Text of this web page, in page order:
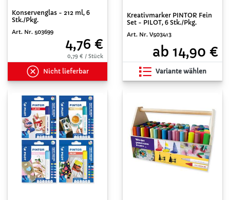
Konservenglas - 212 ml, 6
Stk./Pkg.
Art. Nr. 503699
4,76 €
0,79 € / Stück
Nicht lieferbar
Kreativmarker PINTOR Fein
Set - PILOT, 6 Stk./Pkg.
Art. Nr. V503413
ab 14,90 €
Variante wählen